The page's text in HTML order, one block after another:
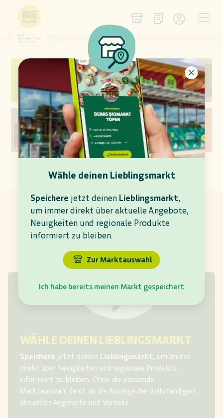
NEU IM SORTIMENT WEIN DES MONATS
KÄSE DER WOCHE ANGEBOTS-VORSCHAU
AKTUELLE ANGEBOTE
In deinem Denns BioMarkt Gröbenzell gültig bis
11.08.2026
WÄHLE DEINEN LIEBLINGSMARKT
Speichere jetzt deinen Lieblingsmarkt, um immer
direkt über Neuigkeiten und regionale Produkte
informiert zu bleiben. Ohne die passende
Marktauswahl fehlt dir die Anzeige der vollständigen
aktuellen Angebote und Vorteile.​
Wähle deinen Lieblingsmarkt
Speichere jetzt deinen Lieblingsmarkt,
um immer direkt über aktuelle Angebote,
Neuigkeiten und regionale Produkte
informiert zu bleiben.
Zur Marktauswahl
Ich habe bereits meinen Markt gespeichert